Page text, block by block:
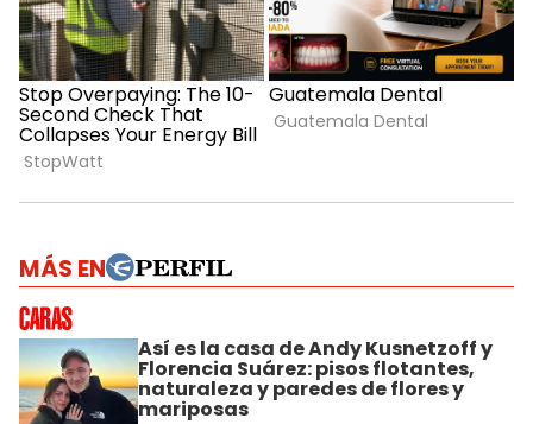
MÁS EN
Así es la casa de Andy Kusnetzoff y
Florencia Suárez: pisos flotantes,
naturaleza y paredes de flores y
mariposas